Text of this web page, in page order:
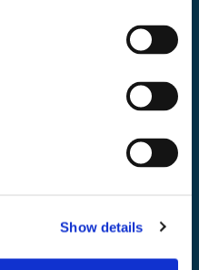
Show details
våra nyheter och erbjudande.